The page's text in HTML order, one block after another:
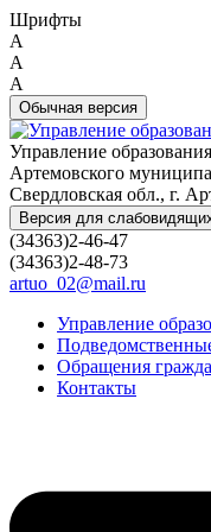
Шрифты
A
A
A
Обычная версия
Управление образования
Артемовского
Свердловская обл., г.
Версия для
(34363)2-46-47
(34363)2-48-73
artuo_02@mail.ru
Управление
Обращения
Контакты